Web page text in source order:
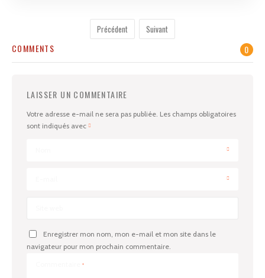
Précédent Suivant
COMMENTS 0
LAISSER UN COMMENTAIRE
Votre adresse e-mail ne sera pas publiée. Les champs obligatoires
sont indiqués avec
Enregistrer mon nom, mon e-mail et mon site dans le
navigateur pour mon prochain commentaire.
*